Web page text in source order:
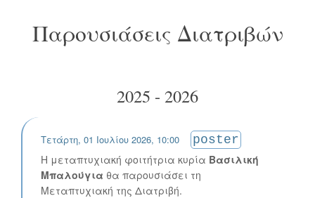
Παρουσιάσεις Διατριβών
2025 - 2026
Τετάρτη, 01 Ιουλίου 2026, 10:00
poster
Η μεταπτυχιακή φοιτήτρια κυρία Βασιλική
Μπαλούγια θα παρουσιάσει τη
Μεταπτυχιακή της Διατριβή.